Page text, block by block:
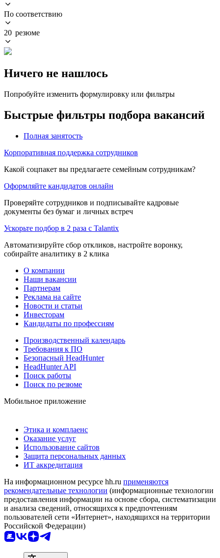
По соответствию
20 резюме
Ничего не нашлось
Попробуйте изменить формулировку или фильтры
Быстрые фильтры подбора вакансий
Полная занятость
Корпоративная поддержка сотрудников
Какой соцпакет вы предлагаете семейным сотрудникам?
Оформляйте кандидатов онлайн
Проверяйте сотрудников и подписывайте кадровые
документы без бумаг и личных встреч
Ускорьте подбор в 2 раза с Talantix
Автоматизируйте сбор откликов, настройте воронку,
собирайте аналитику в 2 клика
О компании
Наши вакансии
Партнерам
Реклама на сайте
Новости и статьи
Инвесторам
Кандидаты по профессиям
Производственный календарь
Требования к ПО
Безопасный HeadHunter
HeadHunter API
Поиск работы
Поиск по резюме
Мобильное приложение
Этика и комплаенс
Оказание услуг
Использование сайтов
Защита персональных данных
ИТ аккредитация
На информационном ресурсе hh.ru применяются
рекомендательные технологии (информационные технологии
предоставления информации на основе сбора, систематизации
и анализа сведений, относящихся к предпочтениям
пользователей сети «Интернет», находящихся на территории
Российской Федерации)